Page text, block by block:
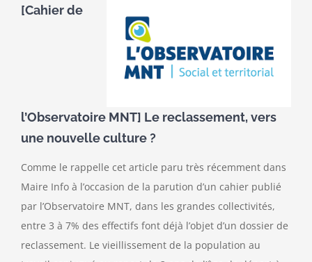
[Cahier de
l’Observatoire MNT] Le reclassement, vers
une nouvelle culture ?
Comme le rappelle cet article paru très récemment dans
Maire Info à l’occasion de la parution d’un cahier publié
par l’Observatoire MNT, dans les grandes collectivités,
entre 3 à 7% des effectifs font déjà l’objet d’un dossier de
reclassement. Le vieillissement de la population au